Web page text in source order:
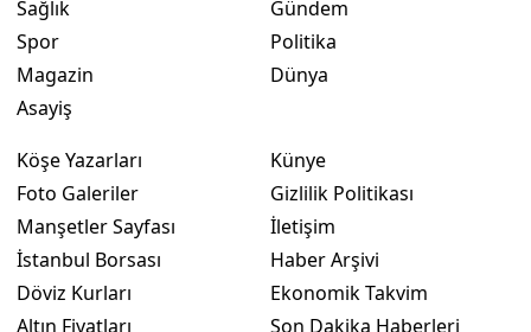
Sağlık
Spor
Magazin
Asayiş
Gündem
Politika
Dünya
Köşe Yazarları
Foto Galeriler
Manşetler Sayfası
İstanbul Borsası
Döviz Kurları
Altın Fiyatları
Künye
Gizlilik Politikası
İletişim
Haber Arşivi
Ekonomik Takvim
Son Dakika Haberleri